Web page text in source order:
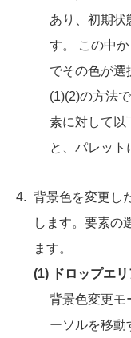
あり、初期状
す。 この中
でその色が選
(1)(2)の方法
素に対して以
と、パレット
背景色を変更し
します。要素の
ます。
(1) ドロップエ
背景色変更モ
ーソルを移動